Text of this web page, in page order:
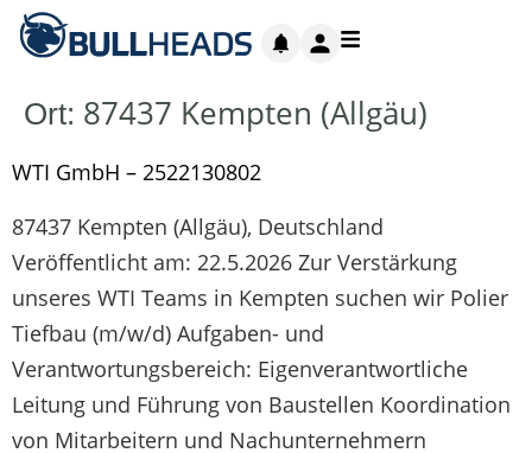
Ort: 87437 Kempten (Allgäu)
WTI GmbH – 2522130802
87437 Kempten (Allgäu), Deutschland
Veröffentlicht am: 22.5.2026 Zur Verstärkung
unseres WTI Teams in Kempten suchen wir Polier
Tiefbau (m/w/d) Aufgaben- und
Verantwortungsbereich: Eigenverantwortliche
Leitung und Führung von Baustellen Koordination
von Mitarbeitern und Nachunternehmern